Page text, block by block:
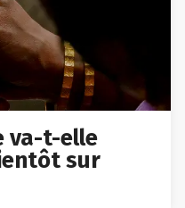
va-t-elle
sur